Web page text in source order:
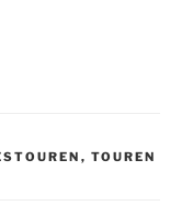
, TOUREN